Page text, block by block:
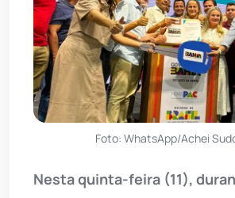
Foto: WhatsApp/Achei
Nesta quinta-feira (11),